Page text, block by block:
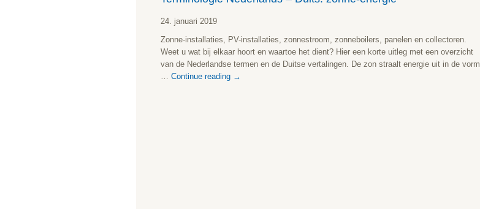
24. januari 2019
Zonne-installaties, PV-installaties, zonnestroom, zonneboilers, panelen en collectoren.
Weet u wat bij elkaar hoort en waartoe het dient? Hier een korte uitleg met een overzicht
van de Nederlandse termen en de Duitse vertalingen. De zon straalt energie uit in de vorm
… Continue reading →